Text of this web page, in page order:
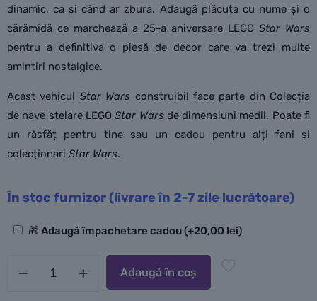
dinamic, ca și când ar zbura. Adaugă plăcuța cu nume și o
cărămidă ce marchează a 25-a aniversare LEGO Star Wars
pentru a definitiva o piesă de decor care va trezi multe
amintiri nostalgice.
Acest vehicul Star Wars construibil face parte din Colecția
de nave stelare LEGOStar Wars de dimensiuni medii. Poate fi
un răsfăț pentru tine sau un cadou pentru alți fani și
colecționari Star Wars.
În stoc furnizor (livrare în 2-7 zile lucrătoare)
Opțiuni🎁 Adaugă împachetare cadou(+20,00 lei)
Adaugă în coș